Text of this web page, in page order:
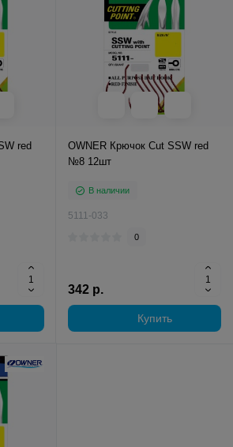
red
OWNER Крючок Cut SSW red
№8 12шт
В наличии
5111-033
0
342 р.
Купить